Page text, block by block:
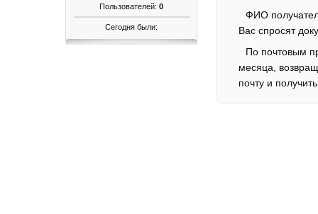
Пользователей: 0
Сегодня были:
ФИО
Вас спросят
По почтовым
месяца,
почту и